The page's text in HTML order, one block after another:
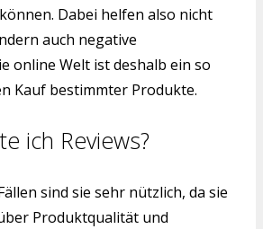
Dabei helfen also nicht
auch negative
online Welt ist deshalb ein so
Kauf bestimmter Produkte.
ich Reviews?
sind sie sehr nützlich, da sie
Produktqualität und